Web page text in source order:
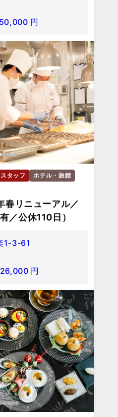
円
タッフ ホテル・旅館
リニューアル／
／公休110日）
1-3-61
円